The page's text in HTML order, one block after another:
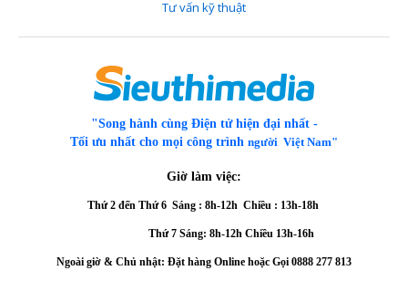
Tư vấn kỹ thuật
"Song hành cùng Điện tử hiện đại nhất -
Tối ưu nhất cho mọi công trình người Việt Nam"
Giờ làm việc:
Thứ 2 đến Thứ 6 Sáng : 8h-12h Chiều : 13h-18h
Thứ 7 Sáng: 8h-12h Chiều 13h-16h
Ngoài giờ & Chủ nhật: Đặt hàng Online hoặc Gọi 0888 277 813